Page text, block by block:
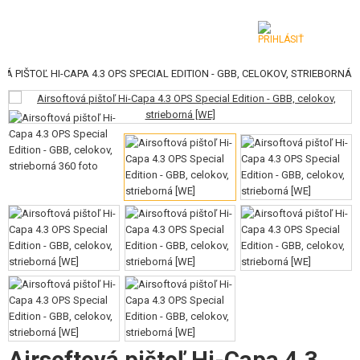
KATEGÓRIE
AIRSOFTOVÉ ZBRANE
VZDUCHOVÉ ZBRANE, PRAKY
GRANÁTOMETY, GRANÁTY
GULIČKY, PLYN
AKUMULÁTORY, NABÍJAČKY
ZÁSOBNÍKY, PLNIČKY
OKULIARE, MASKY
PIŠTOĽ HI-CAPA 4.3 OPS SPECIAL EDITION - GBB, CELOKOV, STRIEBORNÁ